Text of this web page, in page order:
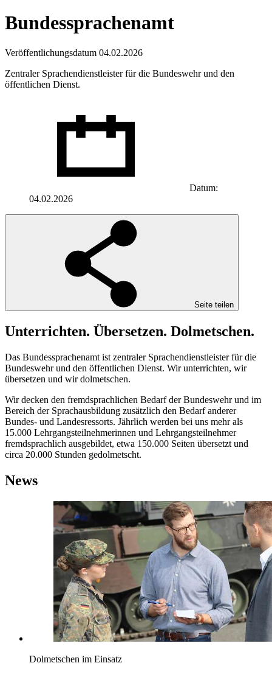
Bundessprachenamt
Veröffentlichungsdatum 04.02.2026
Zentraler Sprachendienstleister für die Bundeswehr und den
öffentlichen Dienst.
Datum:
04.02.2026
Seite teilen
Unterrichten. Übersetzen. Dolmetschen.
Das Bundessprachenamt ist zentraler Sprachendienstleister für die
Bundeswehr und den öffentlichen Dienst. Wir unterrichten, wir
übersetzen und wir dolmetschen.
Wir decken den fremdsprachlichen Bedarf der Bundeswehr und im
Bereich der Sprachausbildung zusätzlich den Bedarf anderer
Bundes- und Landesressorts. Jährlich werden bei uns mehr als
15.000 Lehrgangsteilnehmerinnen und Lehrgangsteilnehmer
fremdsprachlich ausgebildet, etwa 150.000 Seiten übersetzt und
circa 20.000 Stunden gedolmetscht.
News
Dolmetschen im Einsatz